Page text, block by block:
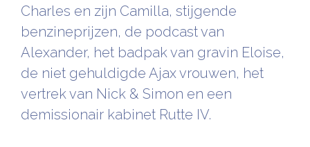
Charles en zijn Camilla, stijgende
benzineprijzen, de podcast van
Alexander, het badpak van gravin Eloise,
de niet gehuldigde Ajax vrouwen, het
vertrek van Nick & Simon en een
demissionair kabinet Rutte IV.